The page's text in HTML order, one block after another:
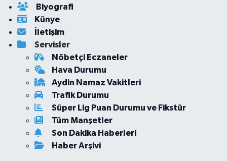
Biyografi
Künye
İletişim
Servisler
Nöbetçi Eczaneler
Hava Durumu
Aydin Namaz Vakitleri
Trafik Durumu
Süper Lig Puan Durumu ve Fikstür
Tüm Manşetler
Son Dakika Haberleri
Haber Arşivi